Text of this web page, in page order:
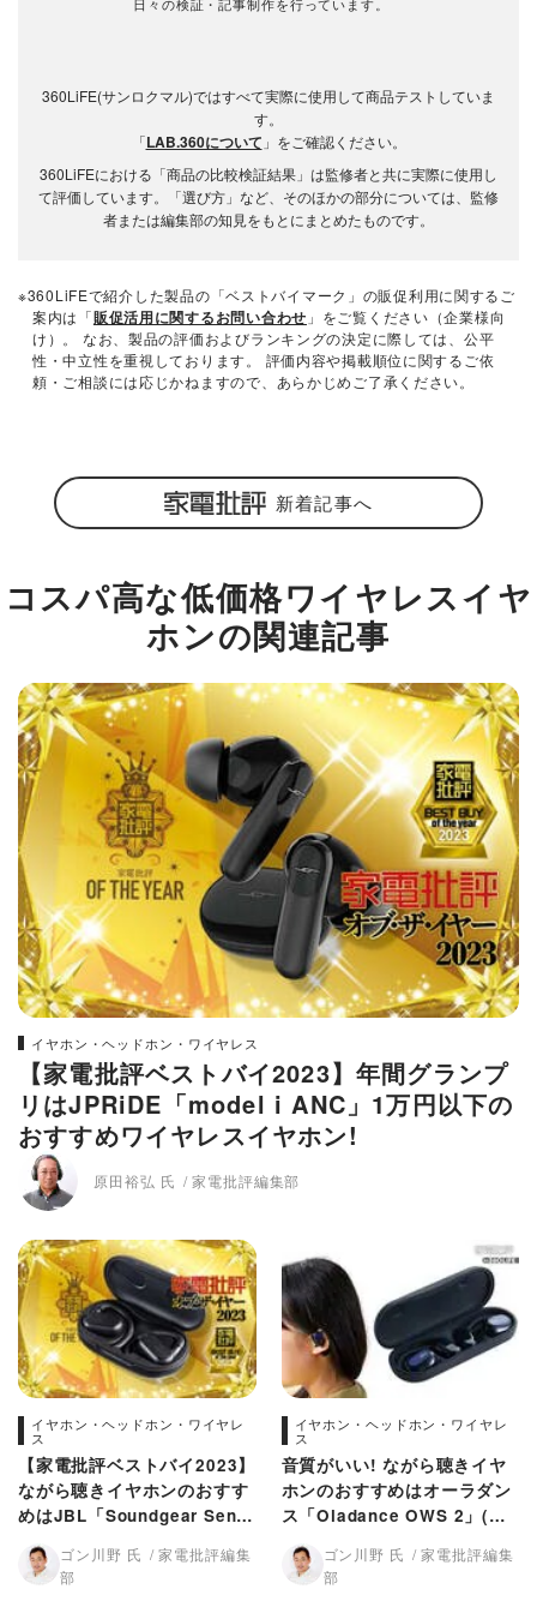
360LiFE(サンロクマル)ではすべて実際に使用して商品テストしていま
す。
「LAB.360について 」をご確認ください。
360LiFEにおける「商品の比較検証結果」は監修者と共に実際に使用し
て評価しています。「選び方」など、そのほかの部分については、監修
者または編集部の知見をもとにまとめたものです。
※360LiFEで紹介した製品の「ベストバイマーク」の販促利用に関するご
案内は「販促活用に関するお問い合わせ 」をご覧ください（企業様向
け）。 なお、製品の評価およびランキングの決定に際しては、公平
性・中立性を重視しております。 評価内容や掲載順位に関するご依
頼・ご相談には応じかねますので、あらかじめご了承ください。
新着記事へ
コスパ高な低価格ワイヤレスイヤ
ホンの関連記事
イヤホン・ヘッドホン・ワイヤレス
【家電批評ベストバイ2023】年間グランプ
リはJPRiDE「model i ANC」1万円以下の
おすすめワイヤレスイヤホン!
原田裕弘 氏 家電批評編集部
イヤホン・ヘッドホン・ワイヤレ
ス
【家電批評ベストバイ2023】
ながら聴きイヤホンのおすす
めはJBL「Soundgear Sens
e」他を圧倒する音質の良さ!
ゴン川野 氏
家電批評編集
部
イヤホン・ヘッドホン・ワイヤレ
ス
音質がいい! ながら聴きイヤ
ホンのおすすめはオーラダン
ス「Oladance OWS 2」(家
電批評)
ゴン川野 氏
家電批評編集
部